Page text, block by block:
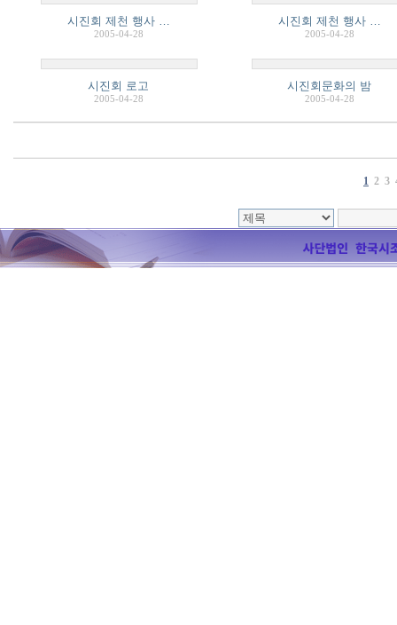
시진회 제천 행사 …
2005-04-28
시진회 제천 행사 …
2005-04-28
시진회 로고
2005-04-28
시진회문화의 밤
2005-04-28
1 2 3